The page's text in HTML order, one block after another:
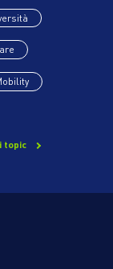
topic